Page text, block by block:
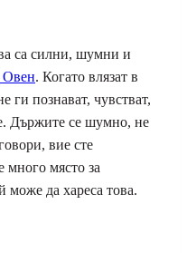
са силни, шумни и
Овен. Когато влязат в
ги познават, чувстват,
Държите се шумно, не
вие сте
много място за
може да хареса това.